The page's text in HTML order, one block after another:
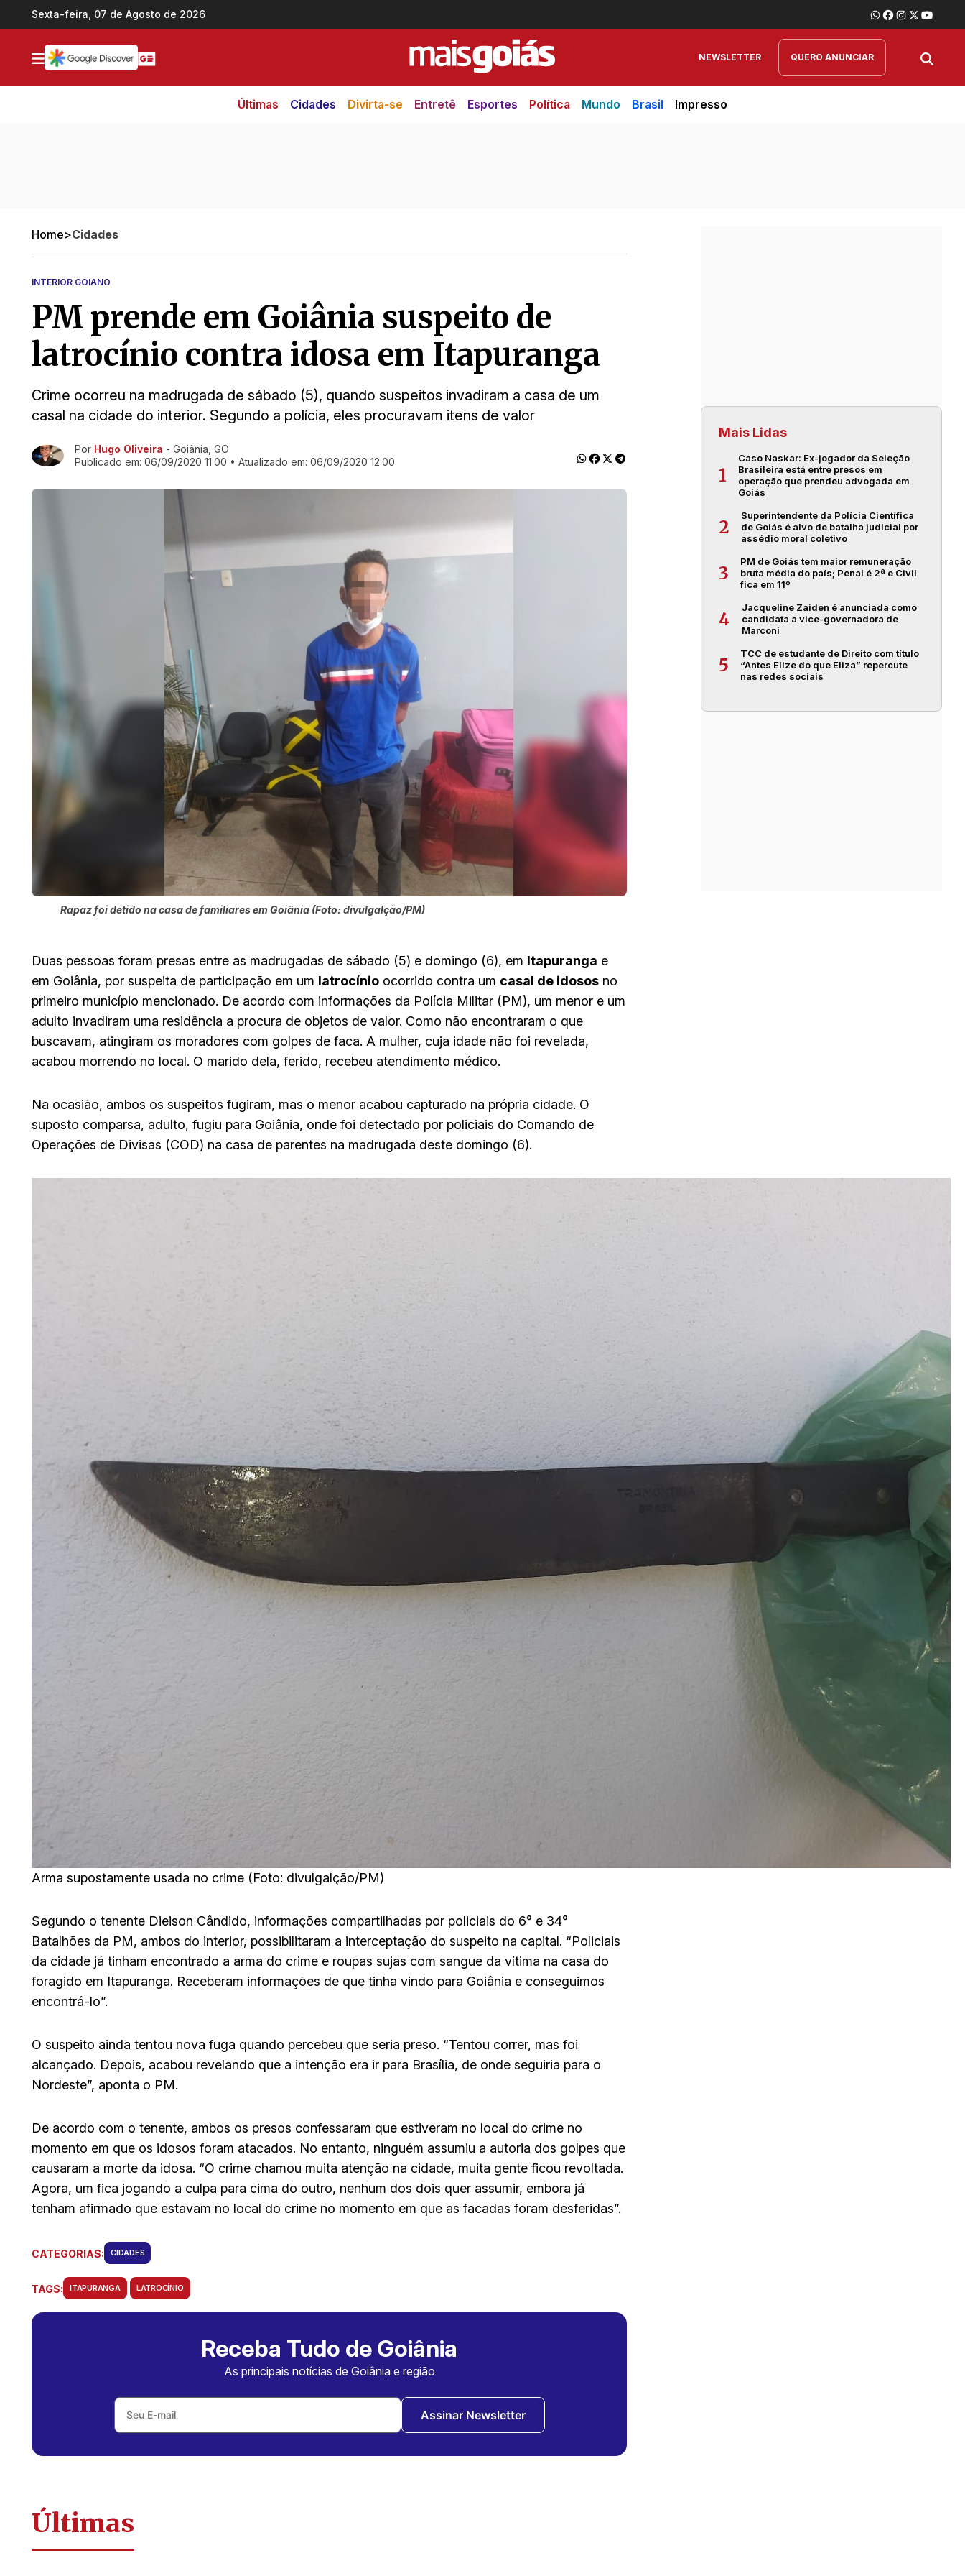
Ir direto pro conteúdo
Sexta-feira, 07 de Agosto de 2026
NEWSLETTER QUERO ANUNCIAR
Últimas Cidades Divirta-se Entretê Esportes Política Mundo Brasil Impresso
Home>Cidades
INTERIOR GOIANO
PM prende em Goiânia suspeito de
latrocínio contra idosa em Itapuranga
Crime ocorreu na madrugada de sábado (5), quando suspeitos invadiram a casa de um
casal na cidade do interior. Segundo a polícia, eles procuravam itens de valor
Ir direto pra matéria
Por Hugo Oliveira - Goiânia, GO
Publicado em: 06/09/2020 11:00 • Atualizado em: 06/09/2020 12:00
Rapaz foi detido na casa de familiares em Goiânia (Foto: divulgalção/PM)
Duas pessoas foram presas entre as madrugadas de sábado (5) e domingo (6), em Itapuranga e
em Goiânia, por suspeita de participação em um latrocínio ocorrido contra um casal de idosos no
primeiro município mencionado. De acordo com informações da Polícia Militar (PM), um menor e um
adulto invadiram uma residência a procura de objetos de valor. Como não encontraram o que
buscavam, atingiram os moradores com golpes de faca. A mulher, cuja idade não foi revelada,
acabou morrendo no local. O marido dela, ferido, recebeu atendimento médico.
Na ocasião, ambos os suspeitos fugiram, mas o menor acabou capturado na própria cidade. O
suposto comparsa, adulto, fugiu para Goiânia, onde foi detectado por policiais do Comando de
Operações de Divisas (COD) na casa de parentes na madrugada deste domingo (6).
Arma supostamente usada no crime (Foto: divulgalção/PM)
Segundo o tenente Dieison Cândido, informações compartilhadas por policiais do 6° e 34°
Batalhões da PM, ambos do interior, possibilitaram a interceptação do suspeito na capital. “Policiais
da cidade já tinham encontrado a arma do crime e roupas sujas com sangue da vítima na casa do
foragido em Itapuranga. Receberam informações de que tinha vindo para Goiânia e conseguimos
encontrá-lo”.
O suspeito ainda tentou nova fuga quando percebeu que seria preso. “Tentou correr, mas foi
alcançado. Depois, acabou revelando que a intenção era ir para Brasília, de onde seguiria para o
Nordeste”, aponta o PM.
De acordo com o tenente, ambos os presos confessaram que estiveram no local do crime no
momento em que os idosos foram atacados. No entanto, ninguém assumiu a autoria dos golpes que
causaram a morte da idosa. “O crime chamou muita atenção na cidade, muita gente ficou revoltada.
Agora, um fica jogando a culpa para cima do outro, nenhum dos dois quer assumir, embora já
tenham afirmado que estavam no local do crime no momento em que as facadas foram desferidas”.
CATEGORIAS: CIDADES
TAGS: ITAPURANGA LATROCÍNIO
Receba Tudo de Goiânia
As principais notícias de Goiânia e região
Assinar Newsletter
Mais Lidas
1
Caso Naskar: Ex-jogador da Seleção
Brasileira está entre presos em
operação que prendeu advogada em
Goiás
2
Superintendente da Polícia Científica
de Goiás é alvo de batalha judicial por
assédio moral coletivo
3
PM de Goiás tem maior remuneração
bruta média do país; Penal é 2ª e Civil
fica em 11º
4
Jacqueline Zaiden é anunciada como
candidata a vice-governadora de
Marconi
5
TCC de estudante de Direito com título
“Antes Elize do que Eliza” repercute
nas redes sociais
Últimas